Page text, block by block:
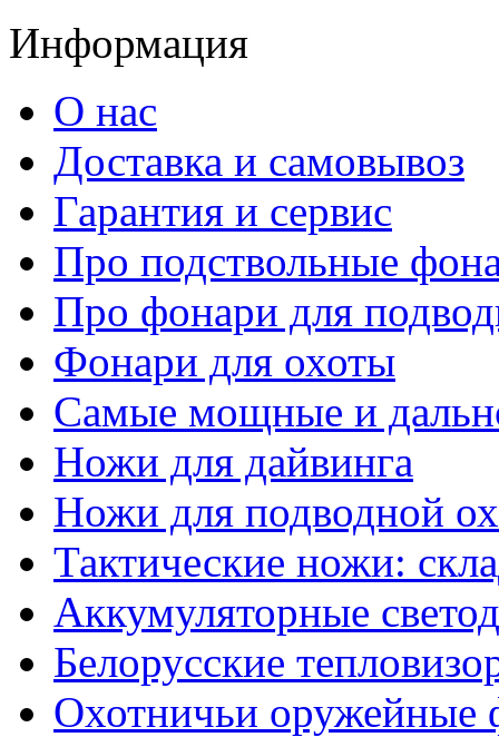
Информация
О нас
Доставка и самовывоз
Гарантия и сервис
Про подствольные
Про фонари для
Фонари для охоты
Самые мощные и
Ножи для дайвинга
Ножи для подводной
Тактические ножи:
Аккумуляторные
Белорусские
Охотничьи оружейные